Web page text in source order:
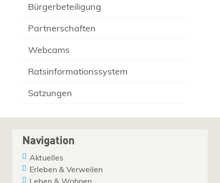
Bürgerbeteiligung
Partnerschaften
Webcams
Ratsinformationssystem
Satzungen
Navigation
Aktuelles
Erleben & Verweilen
Leben & Wohnen